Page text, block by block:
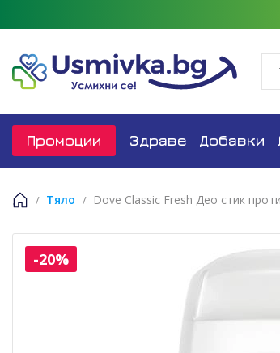
Промоции Здраве Добавки
Тяло Dove Classic Fresh Део стик
-20%